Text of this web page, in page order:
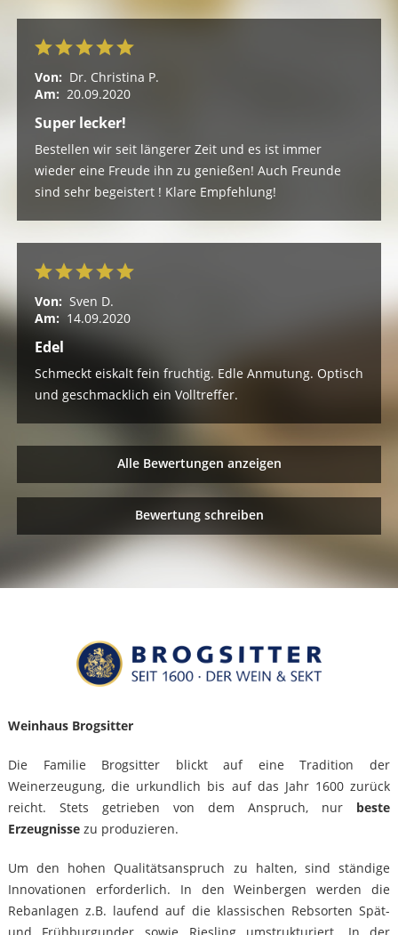
Von: Dr. Christina P.
Am: 20.09.2020
Super lecker!
Bestellen wir seit längerer Zeit und es ist immer
wieder eine Freude ihn zu genießen! Auch Freunde
sind sehr begeistert ! Klare Empfehlung!
Von: Sven D.
Am: 14.09.2020
Edel
Schmeckt eiskalt fein fruchtig. Edle Anmutung. Optisch
und geschmacklich ein Volltreffer.
Alle Bewertungen anzeigen
Bewertung schreiben
Weinhaus Brogsitter
Die Familie Brogsitter blickt auf eine Tradition der
Weinerzeugung, die urkundlich bis auf das Jahr 1600 zurück
reicht. Stets getrieben von dem Anspruch, nur beste
Erzeugnissezu produzieren.
Um den hohen Qualitätsanspruch zu halten, sind ständige
Innovationen erforderlich. In den Weinbergen werden die
Rebanlagen z.B. laufend auf die klassischen Rebsorten Spät-